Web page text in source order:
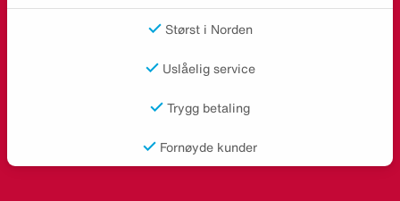
Størst i Norden
Uslåelig service
Trygg betaling
Fornøyde kunder